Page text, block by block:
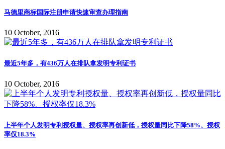
马德里商标国际注册申请快速审查办理指南
10 October, 2016
最近5年多，有436万人在排队拿发明专利证书
10 October, 2016
上半年个人发明专利授权量、授权率再创新低，授权量同比下降58%、授权
率仅18.3%